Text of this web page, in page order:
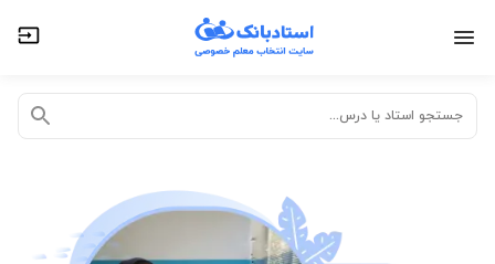
جستجو استاد یا درس...
تدریس خصوصی آنلاین